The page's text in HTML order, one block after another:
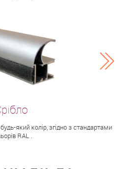
який колір, згідно з стандартами
RAL .